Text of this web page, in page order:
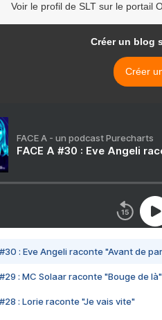
Voir le profil de SLT sur le portail
Créer un blog
Créer
FACE A - un podcast Purecharts
FACE A #30 : Eve Angeli
#30 : Eve Angeli raconte "Avant de
#29 : MC Solaar raconte "Bouge de là"
#28 : Lorie raconte "Je vais vite"